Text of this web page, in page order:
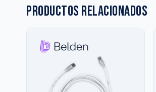
Productos relacionados